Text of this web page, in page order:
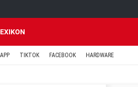
TIKTOK FACEBOOK HARDWARE